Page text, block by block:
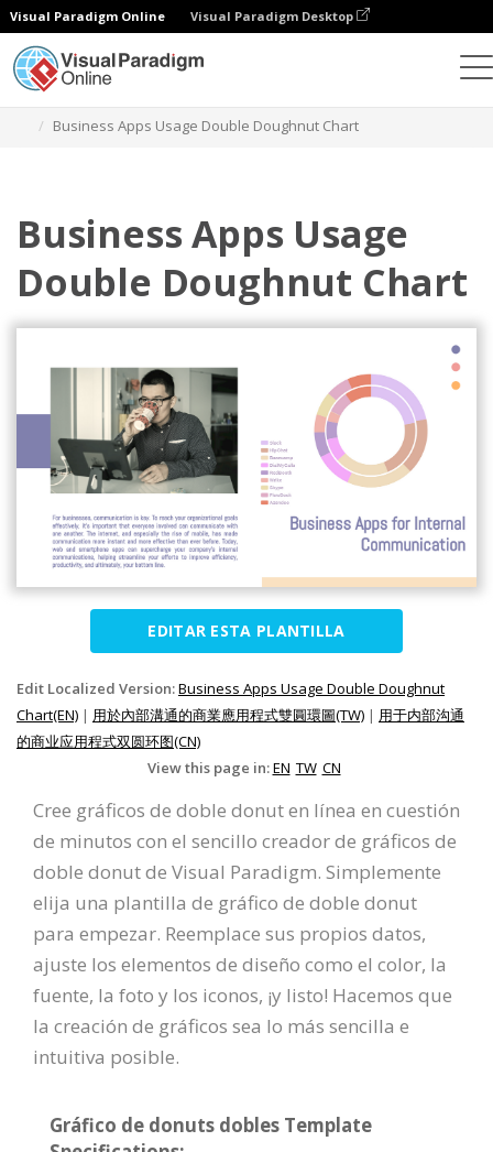
Visual Paradigm Online Visual Paradigm Desktop
Business Apps Usage Double Doughnut Chart
Business Apps Usage
Double Doughnut Chart
EDITAR ESTA PLANTILLA
Edit Localized Version:Business Apps Usage Double Doughnut
Chart(EN) | 用於內部溝通的商業應用程式雙圓環圖(TW) | 用于内部沟通
的商业应用程式双圆环图(CN)
View this page in:EN TW CN
Cree gráficos de doble donut en línea en cuestión
de minutos con el sencillo creador de gráficos de
doble donut de Visual Paradigm. Simplemente
elija una plantilla de gráfico de doble donut
para empezar. Reemplace sus propios datos,
ajuste los elementos de diseño como el color, la
fuente, la foto y los iconos, ¡y listo! Hacemos que
la creación de gráficos sea lo más sencilla e
intuitiva posible.
Gráfico de donuts dobles Template